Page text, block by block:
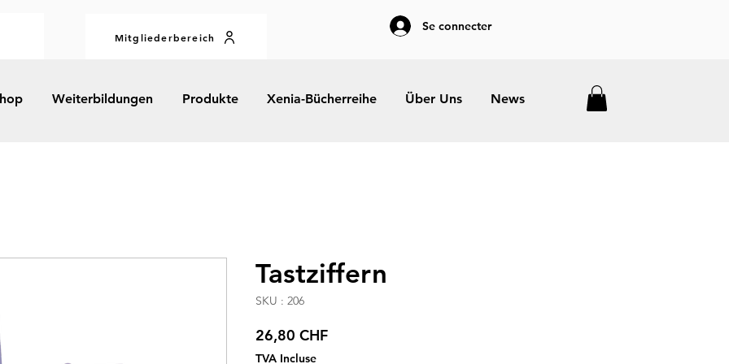
Mitgliederbereich
Se connecter
Weiterbildungen Produkte Xenia-Bücherreihe Über Uns News
Tastziffern
SKU : 206
26,80 CHFPrix
TVA Incluse